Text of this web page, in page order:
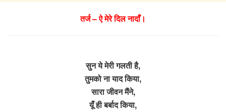
तर्ज – ऐ मेरे दिल नादाँ।
सुन ये मेरी गलती है,
तुमको ना याद किया,
सारा जीवन मैंने,
यूँ ही बर्बाद किया,